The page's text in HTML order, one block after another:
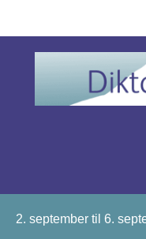
2. september til 6.